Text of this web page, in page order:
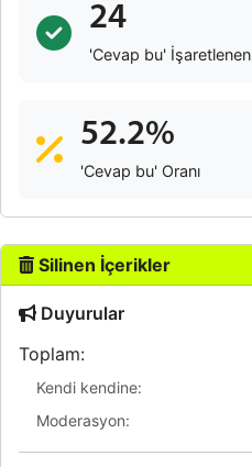
24
'Cevap bu' İşaretlenen
52.2%
'Cevap bu' Oranı
Silinen İçerikler
Duyurular
Toplam:
Kendi kendine:
Moderasyon: